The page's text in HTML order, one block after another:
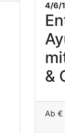
4/6/
&
Ab €